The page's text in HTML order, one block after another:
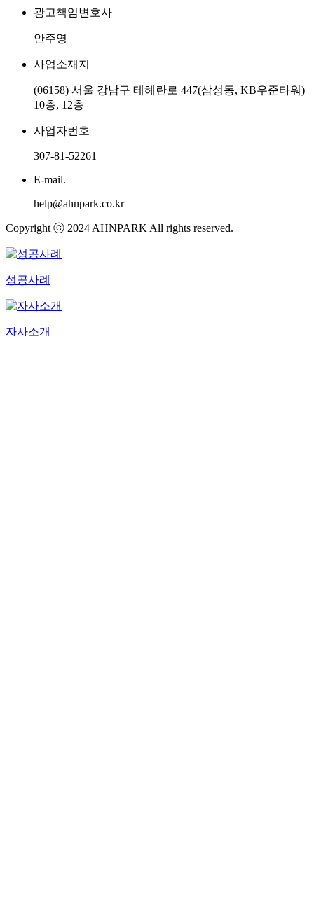
광고책임변호사
안주영
사업소재지
(06158) 서울 강남구 테헤란로 447(삼성동, KB우준타워)
10층, 12층
사업자번호
307-81-52261
E-mail.
help@ahnpark.co.kr
Copyright ⓒ 2024 AHNPARK All rights reserved.
성공사례
자사소개